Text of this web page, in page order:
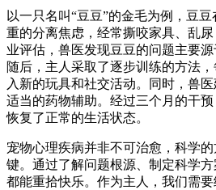
以一只名叫“豆豆”的金毛为例，豆
重的分离焦虑，经常撕咬家具、乱
业评估，兽医发现豆豆的问题主要源
随后，主人采取了逐步训练的方法，
入新的玩具和社交活动。同时，兽
适当的药物辅助。经过三个月的干预
恢复了正常的生活状态。
宠物心理疾病并非不可治愈，科学
键。通过了解问题根源、制定科学
都能重拾快乐。作为主人，我们需